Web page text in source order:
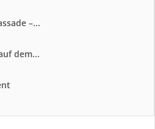
–...
dem...